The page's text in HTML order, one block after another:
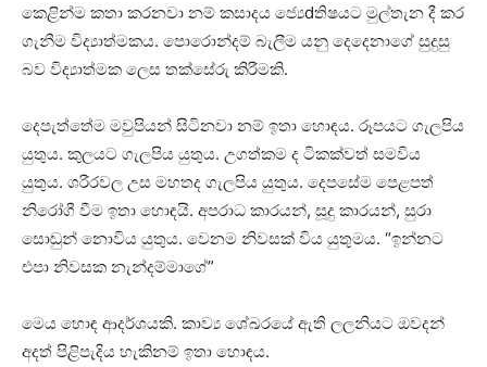
කෙළින්ම කතා කරනවා නම් කසාදය ජ්‍යෙdතිෂයට මුල්තැන දී කර
ගැනීම විද්‍යාත්මකය. පොරොන්දම් බැලීම යනු දෙදෙනාගේ සුදුසු
බව විද්‍යාත්මක ලෙස තක්‌සේරු කිරීමකි.
දෙපැත්තේම මවුපියන් සිටිනවා නම් ඉතා හොඳය. රූපයට ගැලපිය
යුතුය. කුලයට ගැලපිය යුතුය. උගත්කම ද ටිකක්‌වත් සමවිය
යුතුය. ශරීරවල උස මහතද ගැලපිය යුතුය. දෙපසේම පෙළපත්
නිරෝගී වීම ඉතා හොඳයි. අපරාධ කාරයන්, සූදු කාරයන්, සුරා
සොඬුන් නොවිය යුතුය. වෙනම නිවසක්‌ විය යුතුමය. “ඉන්නට
එපා නිවසක නැන්දම්මාගේ”
මෙය හොඳ ආදර්ශයකි. කාව්‍ය ශේඛරයේ ඇති ලලනියට ඔවදන්
අදත් පිළිපැදිය හැකිනම් ඉතා හොඳය.